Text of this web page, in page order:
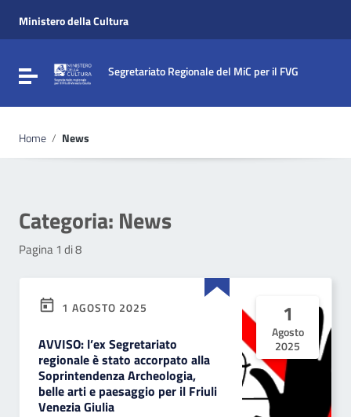
Vai al menu di navigazione
Vai al footer
Ministero della Cultura
Attiva / disattiva la navigazione
Segretariato Regionale del MiC per il FVG
Home / News
Categoria: News
Pagina 1 di 8
1
Agosto
2025
1 AGOSTO 2025
AVVISO: l’ex Segretariato
regionale è stato accorpato alla
Soprintendenza Archeologia,
belle arti e paesaggio per il Friuli
Venezia Giulia